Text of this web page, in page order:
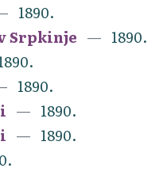
1890.
Srpkinje
1890.
1890.
1890.
1890.